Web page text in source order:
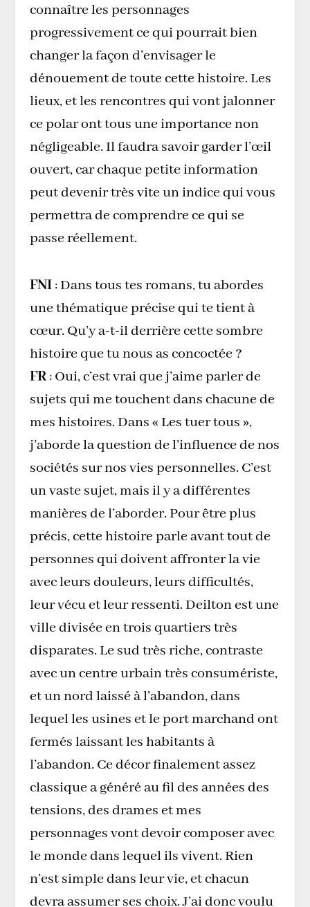
connaître les personnages
progressivement ce qui pourrait bien
changer la façon d’envisager le
dénouement de toute cette histoire. Les
lieux, et les rencontres qui vont jalonner
ce polar ont tous une importance non
négligeable. Il faudra savoir garder l’œil
ouvert, car chaque petite information
peut devenir très vite un indice qui vous
permettra de comprendre ce qui se
passe réellement.
FNI: Dans tous tes romans, tu abordes
une thématique précise qui te tient à
cœur. Qu’y a-t-il derrière cette sombre
histoire que tu nous as concoctée ?
FR: Oui, c’est vrai que j’aime parler de
sujets qui me touchent dans chacune de
mes histoires. Dans « Les tuer tous »,
j’aborde la question de l’influence de nos
sociétés sur nos vies personnelles. C’est
un vaste sujet, mais il y a différentes
manières de l’aborder. Pour être plus
précis, cette histoire parle avant tout de
personnes qui doivent affronter la vie
avec leurs douleurs, leurs difficultés,
leur vécu et leur ressenti. Deilton est une
ville divisée en trois quartiers très
disparates. Le sud très riche, contraste
avec un centre urbain très consumériste,
et un nord laissé à l’abandon, dans
lequel les usines et le port marchand ont
fermés laissant les habitants à
l’abandon. Ce décor finalement assez
classique a généré au fil des années des
tensions, des drames et mes
personnages vont devoir composer avec
le monde dans lequel ils vivent. Rien
n’est simple dans leur vie, et chacun
devra assumer ses choix. J’ai donc voulu